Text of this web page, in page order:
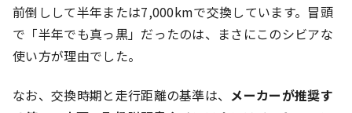
前倒しして半年または7,000kmで交換しています。冒頭
で「半年でも真っ黒」だったのは、まさにこのシビアな
使い方が理由でした。
なお、交換時期と走行距離の基準は、 メーカーが推奨す